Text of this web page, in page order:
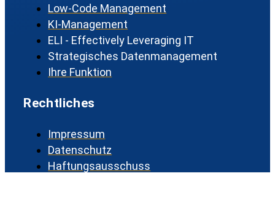
Low-Code Management
KI-Management
ELI - Effectively Leveraging IT
Strategisches Datenmanagement
Ihre Funktion
Rechtliches
Impressum
Datenschutz
Haftungsausschuss